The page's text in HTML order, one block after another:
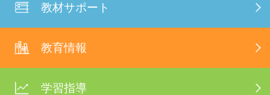
教材サポート
教育情報
学習指導